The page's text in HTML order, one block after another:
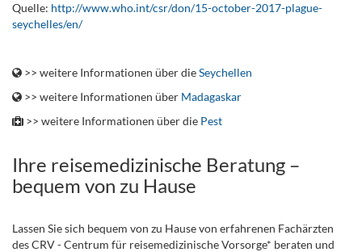
Quelle: http://www.who.int/csr/don/15-october-2017-plague-
seychelles/en/
>> weitere Informationen über dieSeychellen
>> weitere Informationen über Madagaskar
>> weitere Informationen über die Pest
Ihre reisemedizinische Beratung –
bequem von zu Hause
Lassen Sie sich bequem von zu Hause von erfahrenen Fachärzten
des CRV - Centrum für reisemedizinische Vorsorge* beraten und